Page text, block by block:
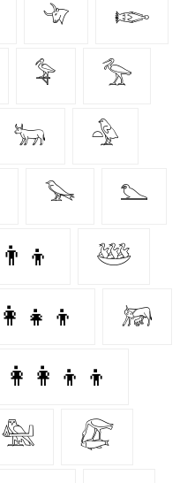
𓄀 𓆢
𓅝 𓅡
𓃒 𓅲
𓅨 𓅌
𓅸
𓃖
👩‍👩‍👦‍👦
𓅕 𓅻